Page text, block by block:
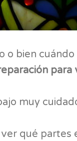
bien
muy
qué